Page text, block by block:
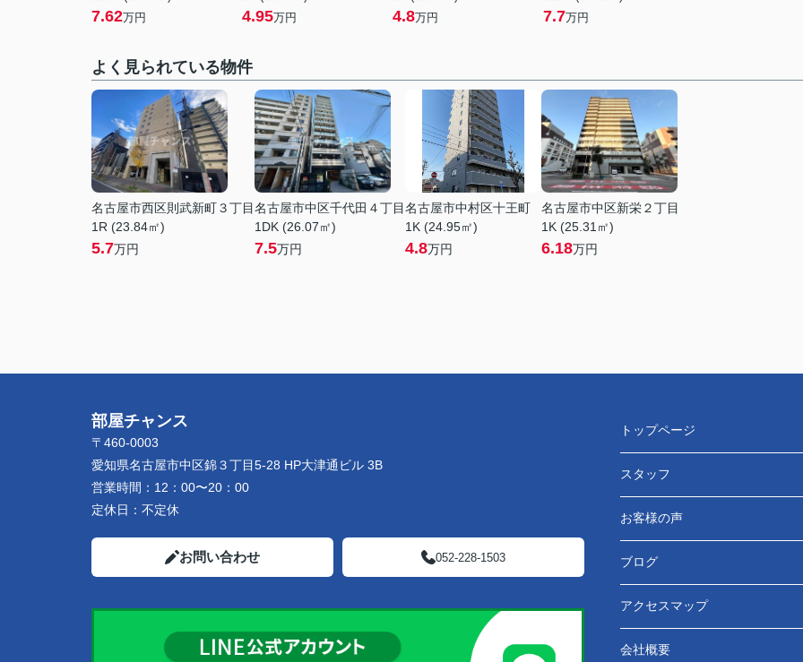
7.62万円 4.95万円 4.8万円 7.7万円
よく見られている物件
名古屋市西区則武新町３丁目
1R (23.84㎡)
5.7万円
名古屋市中区千代田４丁目
1DK (26.07㎡)
7.5万円
名古屋市中村区十王町
1K (24.95㎡)
4.8万円
名古屋市中区新栄２丁目
1K (25.31㎡)
6.18万円
部屋チャンス
〒460-0003
愛知県名古屋市中区錦３丁目5-28 HP大津通ビル 3B
営業時間： 12：00〜20：00
定休日： 不定休
お問い合わせ 052-228-1503
トップページ
スタッフ
お客様の声
ブログ
アクセスマップ
会社概要